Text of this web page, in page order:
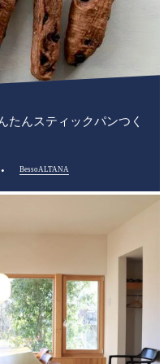
たんスティックパンつく
BessoALTANA